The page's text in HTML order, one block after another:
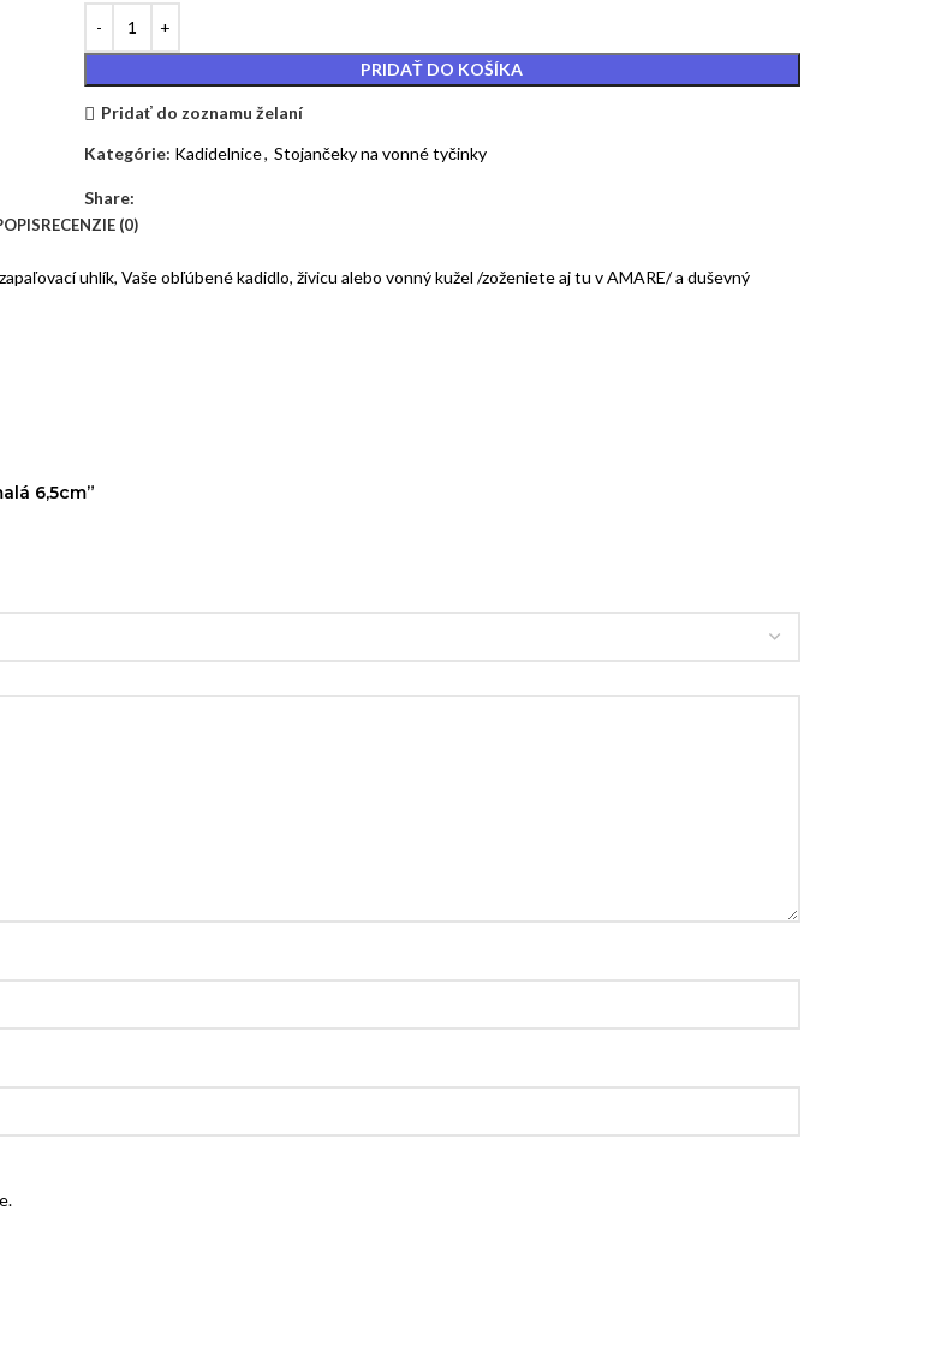
PRIDAŤ DO KOŠÍKA
Pridať do zoznamu želaní
Kategórie: Kadidelnice, Stojančeky na vonné tyčinky
Share:
RECENZIE (0)
uhlík, Vaše obľúbené kadidlo, živicu alebo vonný kužel /zoženiete aj tu v AMARE/ a duševný
6,5cm”